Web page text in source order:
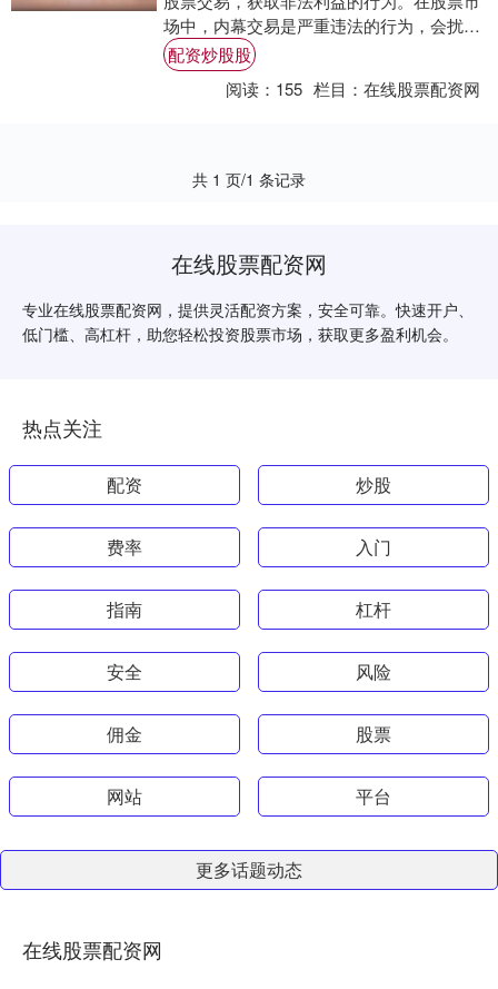
场中，内幕交易是严重违法的行为，会扰乱
市场秩序，损害投资者利益。 某某配资是业
内领先....
配资炒股股
阅读： 155 栏目：在线股票配资网
共 1 页/1 条记录
在线股票配资网
专业在线股票配资网，提供灵活配资方案，安全可靠。快速开户、
低门槛、高杠杆，助您轻松投资股票市场，获取更多盈利机会。
热点关注
配资 炒股
费率 入门
指南 杠杆
安全 风险
佣金 股票
网站 平台
更多话题动态
在线股票配资网